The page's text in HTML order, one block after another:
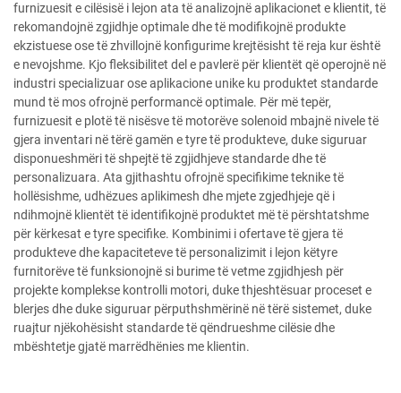
furnizuesit e cilësisë i lejon ata të analizojnë aplikacionet e klientit, të
rekomandojnë zgjidhje optimale dhe të modifikojnë produkte
ekzistuese ose të zhvillojnë konfigurime krejtësisht të reja kur është
e nevojshme. Kjo fleksibilitet del e pavlerë për klientët që operojnë në
industri specializuar ose aplikacione unike ku produktet standarde
mund të mos ofrojnë performancë optimale. Për më tepër,
furnizuesit e plotë të nisësve të motorëve solenoid mbajnë nivele të
gjera inventari në tërë gamën e tyre të produkteve, duke siguruar
disponueshmëri të shpejtë të zgjidhjeve standarde dhe të
personalizuara. Ata gjithashtu ofrojnë specifikime teknike të
hollësishme, udhëzues aplikimesh dhe mjete zgjedhjeje që i
ndihmojnë klientët të identifikojnë produktet më të përshtatshme
për kërkesat e tyre specifike. Kombinimi i ofertave të gjera të
produkteve dhe kapaciteteve të personalizimit i lejon këtyre
furnitorëve të funksionojnë si burime të vetme zgjidhjesh për
projekte komplekse kontrolli motori, duke thjeshtësuar proceset e
blerjes dhe duke siguruar përputhshmërinë në tërë sistemet, duke
ruajtur njëkohësisht standarde të qëndrueshme cilësie dhe
mbështetje gjatë marrëdhënies me klientin.